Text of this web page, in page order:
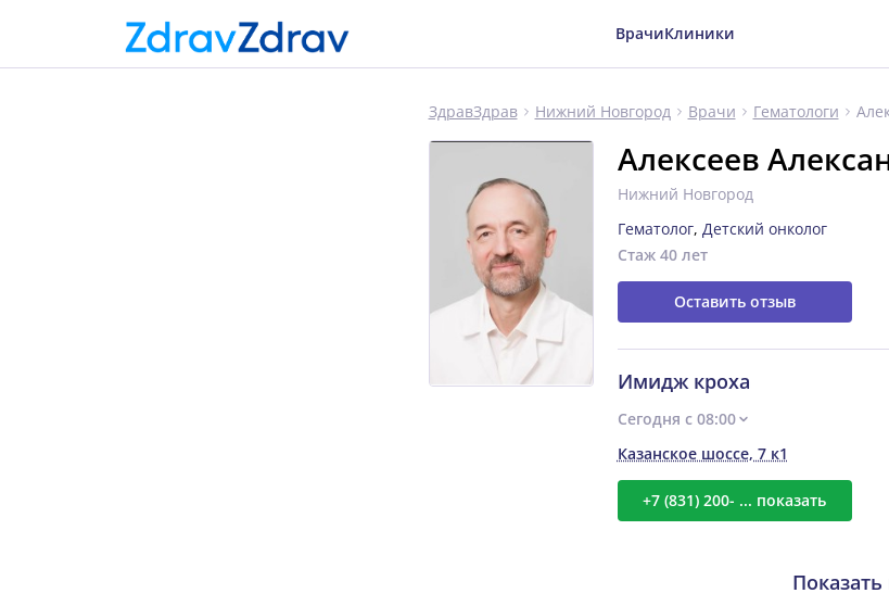
ВрачиКлиники
ЗдравЗдрав Нижний Новгород Врачи Гематологи
Алексеев
Нижний Новгород
Гематолог, Детский онколог
Стаж 40 лет
Оставить отзыв
Имидж кроха
Сегодня с 08:00
Казанское шоссе, 7 к1
+7 (831) 200- ... показать
Показать